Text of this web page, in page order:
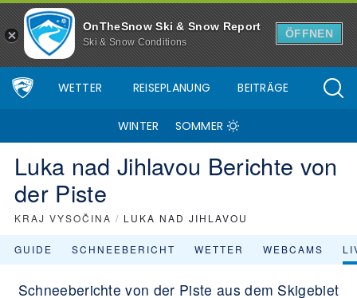
OnTheSnow Ski & Snow Report
Ski & Snow Conditions
ÖFFNEN
WETTER REISEPLANUNG BEITRÄGE
WINTER SOMMER
Luka nad Jihlavou Berichte von
der Piste
KRAJ VYSOČINA / LUKA NAD JIHLAVOU
GUIDE SCHNEEBERICHT WETTER WEBCAMS
Schneeberichte von der Piste aus dem Skigebiet